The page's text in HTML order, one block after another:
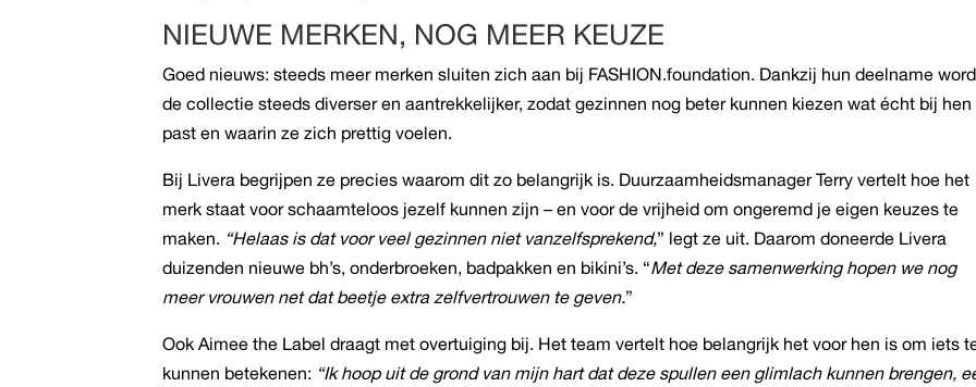
NIEUWE MERKEN, NOG MEER KEUZE
Goed nieuws: steeds meer merken sluiten zich aan bij FASHION.foundation. Dankzij hun deelname
de collectie steeds diverser en aantrekkelijker, zodat gezinnen nog beter kunnen kiezen wat écht bij hen
past en waarin ze zich prettig voelen.
Bij Livera begrijpen ze precies waarom dit zo belangrijk is. Duurzaamheidsmanager Terry vertelt hoe het
merk staat voor schaamteloos jezelf kunnen zijn – en voor de vrijheid om ongeremd je eigen keuzes te
maken. “Helaas is dat voor veel gezinnen niet vanzelfsprekend,” legt ze uit. Daarom doneerde Livera
duizenden nieuwe bh’s, onderbroeken, badpakken en bikini’s. “Met deze samenwerking hopen we nog
meer vrouwen net dat beetje extra zelfvertrouwen te geven.”
Ook Aimee the Label draagt met overtuiging bij. Het team vertelt hoe belangrijk het voor hen is om iets
kunnen betekenen: “Ik hoop uit de grond van mijn hart dat deze spullen een glimlach kunnen brengen,